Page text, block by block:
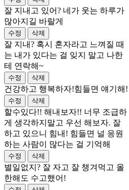
잘 지내고 있어? 네가 웃는 하루가
많아지길 바랄게
잘 지내? 혹시 혼자라고 느껴질 때
는 내가 있다는 걸 잊지 말고 나한
테 연락해~
건강하고 행복하자!힘들면 얘기해!
할수있다!! 해내보자!! 너무 조급하
게 생각하지말고 우선 해보자. 잘
하고 있으니 힘내! 힘들면 널 응원
하는 사람이 많다는 걸 기억해
별일없지? 잘 자고 잘 챙겨먹고 올
한해도 수고했어!